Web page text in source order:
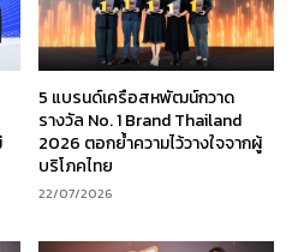
5 แบรนด์เครือสหพัฒน์กวาด
รางวัล No. 1 Brand Thailand
2026 ตอกย้ำความไว้วางใจจากผู้
บริโภคไทย
22/07/2026